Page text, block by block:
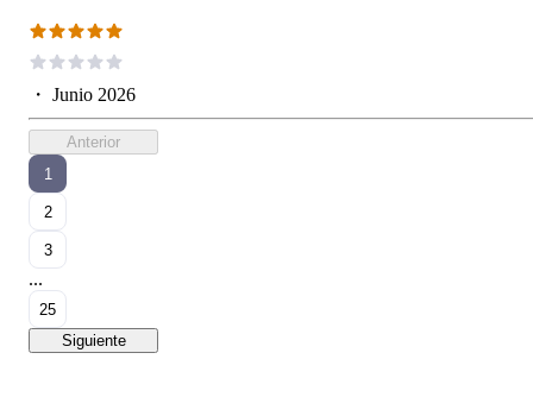
・ Junio 2026
Anterior
1
2
3
...
25
Siguiente